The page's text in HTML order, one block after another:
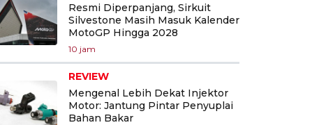
Resmi Diperpanjang, Sirkuit
Silvestone Masih Masuk Kalender
MotoGP Hingga 2028
10 jam
REVIEW
Mengenal Lebih Dekat Injektor
Motor: Jantung Pintar Penyuplai
Bahan Bakar